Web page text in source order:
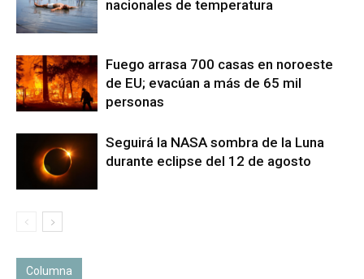
nacionales de temperatura
Fuego arrasa 700 casas en noroeste
de EU; evacúan a más de 65 mil
personas
Seguirá la NASA sombra de la Luna
durante eclipse del 12 de agosto
Columna